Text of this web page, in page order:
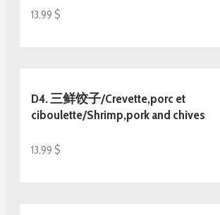
13,99 $
D4. 三鲜饺子/Crevette,porc et
ciboulette/Shrimp,pork and chives
13,99 $